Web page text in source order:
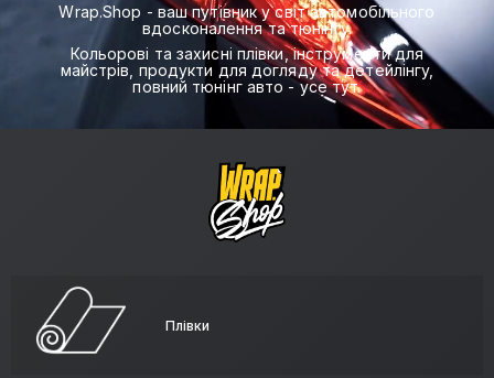
Wrap.Shop - ваш путівник у світ автомобільного
вдосконалення та тюнінгу.
Кольорові та захисні плівки, інструменти для
майстрів, продукти для догляду та детейлінгу,
повний тюнінг авто - усе тут.
Плівки